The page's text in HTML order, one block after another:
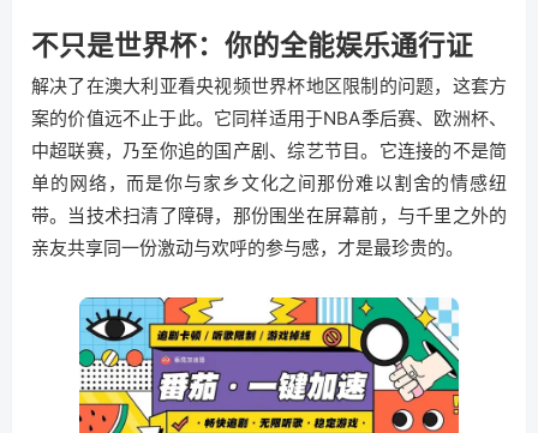
不只是世界杯：你的全能娱乐通行证
解决了在澳大利亚看央视频世界杯地区限制的问题，这套方
案的价值远不止于此。它同样适用于NBA季后赛、欧洲杯、
中超联赛，乃至你追的国产剧、综艺节目。它连接的不是简
单的网络，而是你与家乡文化之间那份难以割舍的情感纽
带。当技术扫清了障碍，那份围坐在屏幕前，与千里之外的
亲友共享同一份激动与欢呼的参与感，才是最珍贵的。